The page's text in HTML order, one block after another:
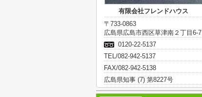
有限会社フレンドハウス
〒733-0863
広島県広島市西区草津南２丁目6-7
0120-22-5137
TEL/082-942-5137
FAX/082-942-5138
広島県知事 (7) 第8227号